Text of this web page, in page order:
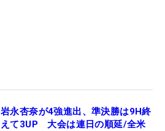
岩永杏奈が4強進出、準決勝は9H終
えて3UP 大会は連日の順延/全米